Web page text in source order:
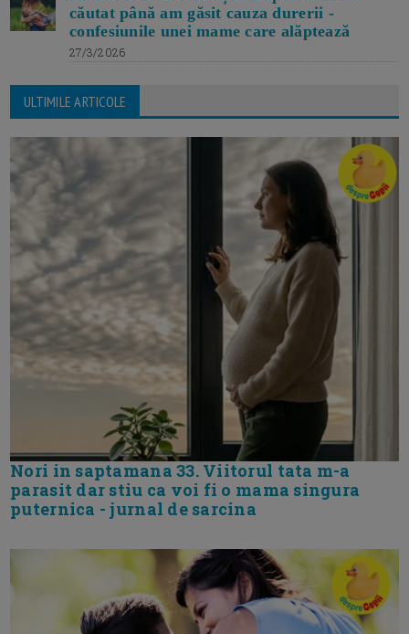
căutat până am găsit cauza durerii -
confesiunile unei mame care alăptează
27/3/2026
ULTIMILE ARTICOLE
Nori in saptamana 33. Viitorul tata m-a
parasit dar stiu ca voi fi o mama singura
puternica - jurnal de sarcina